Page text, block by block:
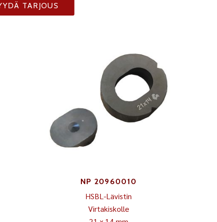
TARJOUS
NP 20960010
HSBL-Lävistin
Virtakiskolle